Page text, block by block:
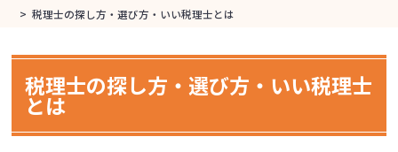
> 税理士の探し方・選び方・いい税理士とは
税理士の探し方・選び方・いい税理士
とは